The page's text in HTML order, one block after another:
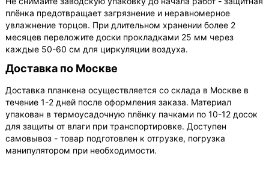
плёнка предотвращает загрязнение и неравномерное
увлажнение торцов. При длительном хранении более 2
месяцев переложите доски прокладками 25 мм через
каждые 50-60 см для циркуляции воздуха.
Доставка по Москве
Доставка планкена осуществляется со склада в Москве в
течение 1-2 дней после оформления заказа. Материал
упакован в термоусадочную плёнку пачками по 10-12 досок
для защиты от влаги при транспортировке. Доступен
самовывоз - товар подготовлен к отгрузке, погрузка
манипулятором при необходимости.